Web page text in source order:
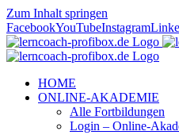
Zum Inhalt springen
FacebookYouTubeInstagram
HOME
ONLINE-AKADEMIE
Alle Fortbildungen
Login – Online-